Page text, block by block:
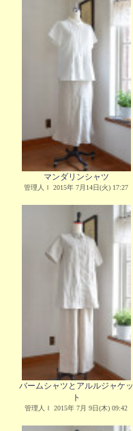
マンダリンシャツ
管理人Ｉ 2015年 7月14日(火) 17:27
バームシャツとアルルジャケッ
ト
管理人Ｉ 2015年 7月 9日(木) 09:42